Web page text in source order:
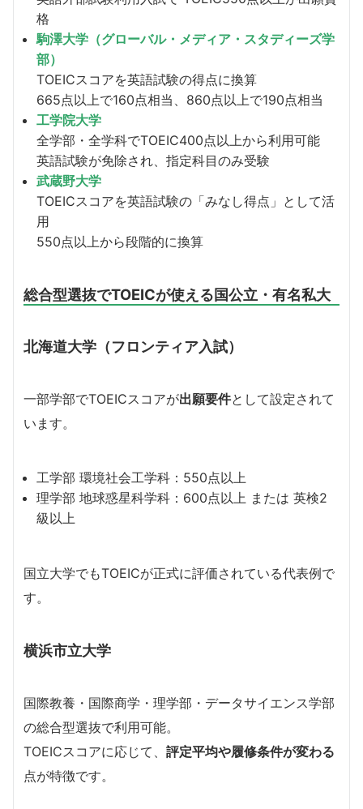
格
駒澤大学（グローバル・メディア・スタディーズ学
部）
TOEICスコアを英語試験の得点に換算
665点以上で160点相当、860点以上で190点相当
工学院大学
全学部・全学科でTOEIC400点以上から利用可能
英語試験が免除され、指定科目のみ受験
武蔵野大学
TOEICスコアを英語試験の「みなし得点」として活
用
550点以上から段階的に換算
総合型選抜でTOEICが使える国公立・有名私大
北海道大学（フロンティア入試）
一部学部でTOEICスコアが出願要件として設定されて
います。
工学部 環境社会工学科：550点以上
理学部 地球惑星科学科：600点以上 または 英検2
級以上
国立大学でもTOEICが正式に評価されている代表例で
す。
横浜市立大学
国際教養・国際商学・理学部・データサイエンス学部
の総合型選抜で利用可能。
TOEICスコアに応じて、 評定平均や履修条件が変わる
点が特徴です。